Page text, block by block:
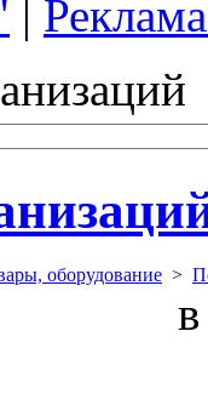
|
оборудование >